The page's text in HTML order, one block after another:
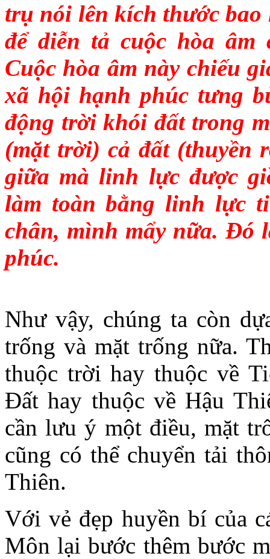
trụ nói lên kích thước
để diễn tả cuộc hòa
Cuộc hòa âm này chiếu
xã hội hạnh phúc tưng
động trời khói đất trong
(mặt trời) cả đất (thuyền
giữa mà linh lực được
làm toàn bằng linh lực
chân, mình mẩy nữa. Ðó
phúc.
Như vậy, chúng ta còn
trống và mặt trống nữa.
thuộc trời hay thuộc về
Đất hay thuộc về Hậu
cần lưu ý một điều, mặt
cũng có thể chuyển tải
Thiên.
Với vẻ đẹp huyền bí của
Môn lại bước thêm bước